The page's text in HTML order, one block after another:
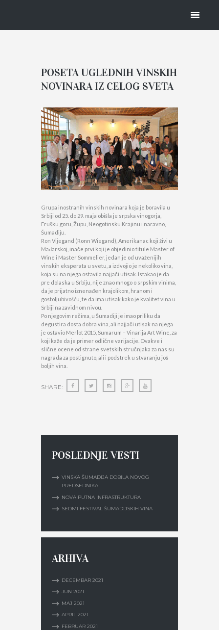
SVETA
POSETA UGLEDNIH VINSKIH
NOVINARA IZ CELOG SVETA
Grupa inostranih vinskih novinara koja je boravila u
Srbiji od 25. do 29. maja obišla je srpska vinogorja,
Frušku goru, Župu, Neogotinsku Krajinu i naravno,
Šumadiju.
Ron Vijegand (Ronn Wiegand), Amerikanac koji živi u
Mađarskoj, inače prvi koji je objedinio titule Master of
Wine i Master Sommelier, jedan je od uvaženijih
vinskih eksperata u svetu, a izdvojio je nekoliko vina,
koja su na njega ostavila najjači utisak. Istakao je da
pre dolaska u Srbiju, nije znao mnogo o srpskim vinima,
da je prijatno iznenađen krajolikom, hranom i
gostoljubivošću, te da ima utisak kako je kvalitet vina u
Srbiji na zavidnom nivou.
Po njegovim rečima, u Šumadiji je imao priliku da
degustira dosta dobra vina, ali najjači utisak na njega
je ostavio Merlot 2015, Sumarum – Vinarija Art Wine, za
koji kaže da je primer odlične varijacije. Ovakve i
slične ocene od strane svetskih stručnjaka za nas su
nagrada za postignuto, ali i podstrek u stvaranju još
boljih vina.
SHARE:
POSLEDNJE VESTI
VINSKA ŠUMADIJA DOBILA NOVOG
PREDSEDNIKA
NOVA PUTNA INFRASTRUKTURA
SEDMI FESTIVAL ŠUMADIJSKIH VINA
ARHIVA
DECEMBAR 2021
JUN 2021
MAJ 2021
APRIL 2021
FEBRUAR 2021